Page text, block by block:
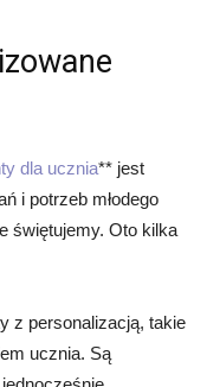
dla ucznia** jest
i potrzeb młodego
świętujemy. Oto kilka
z personalizacją, takie
ucznia. Są